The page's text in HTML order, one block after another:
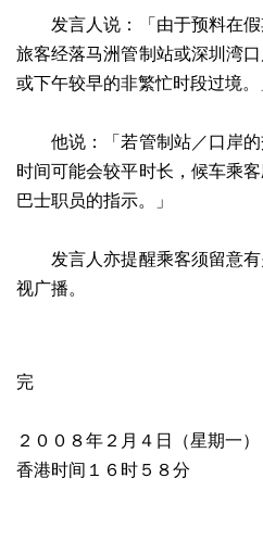
发言人说：「由于预料在假
旅客经落马洲管制站或深圳湾
或下午较早的非繁忙时段过境。
他说：「若管制站／口岸的
时间可能会较平时长，候车乘
巴士职员的指示。」
发言人亦提醒乘客须留意有
视广播。
完
２００８年２月４日（星期一）
香港时间１６时５８分